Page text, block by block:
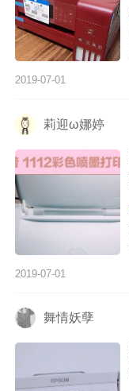
2019-07-01
莉迎ω娜婷
2019-07-01
舞情妖孽